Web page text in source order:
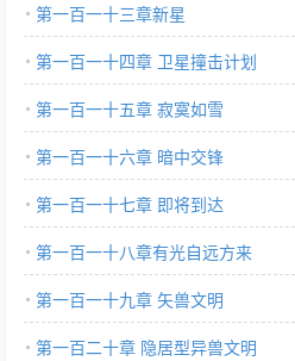
第一百一十三章新星
第一百一十四章 卫星撞击计划
第一百一十五章 寂寞如雪
第一百一十六章 暗中交锋
第一百一十七章 即将到达
第一百一十八章有光自远方来
第一百一十九章 矢兽文明
第一百二十章 隐居型异兽文明